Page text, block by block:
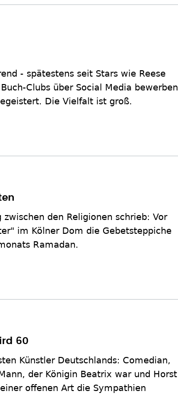
- spätestens seit Stars wie Reese
Clubs über Social Media bewerben
Die Vielfalt ist groß.
den Religionen schrieb: Vor
im Kölner Dom die Gebetsteppiche
Ramadan.
60
Künstler Deutschlands: Comedian,
der Königin Beatrix war und Horst
offenen Art die Sympathien